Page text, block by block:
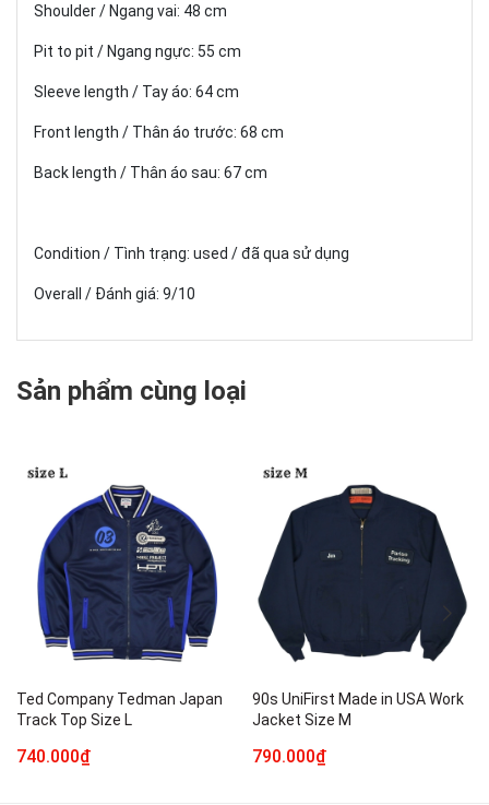
Shoulder / Ngang vai: 48 cm
Pit to pit / Ngang ngực: 55 cm
Sleeve length / Tay áo: 64 cm
Front length / Thân áo trước: 68 cm
Back length / Thân áo sau: 67 cm
Condition / Tình trạng: used / đã qua sử dụng
Overall / Đánh giá: 9/10
Sản phẩm cùng loại
Ted Company Tedman Japan
Track Top Size L
740.000₫
90s UniFirst Made in USA Work
Jacket Size M
790.000₫